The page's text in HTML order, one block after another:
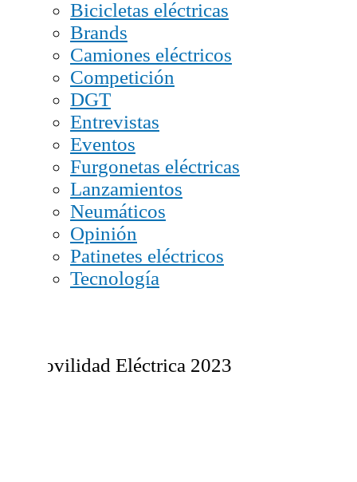
Bicicletas eléctricas
Brands
Camiones eléctricos
Competición
DGT
Entrevistas
Eventos
Furgonetas eléctricas
Lanzamientos
Neumáticos
Opinión
Patinetes eléctricos
Tecnología
© Movilidad Eléctrica 2023